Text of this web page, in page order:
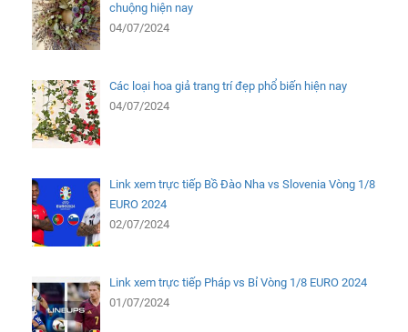
chuộng hiện nay
04/07/2024
Các loại hoa giả trang trí đẹp phổ biến hiện nay
04/07/2024
Link xem trực tiếp Bồ Đào Nha vs Slovenia Vòng 1/8
EURO 2024
02/07/2024
Link xem trực tiếp Pháp vs Bỉ Vòng 1/8 EURO 2024
01/07/2024